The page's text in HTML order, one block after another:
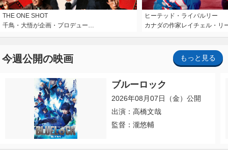
THE ONE SHOT
千鳥・大悟が企画・プロデュー…
ヒーテッド・ライバルリー
カナダの作家レイチェル・リ
今週公開の映画 もっと見る
ブルーロック
2026年08月07日（金）公開
出演：高橋文哉
監督：瀧悠輔